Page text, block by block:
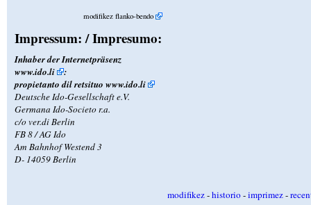
modifikez flanko-bendo
Impressum: / Impresumo:
Inhaber der Internetpräsenz
www.ido.li
:
propietanto dil retsituo www.ido.li
Deutsche Ido-Gesellschaft e.V.
Germana Ido-Societo r.a.
c/o ver.di Berlin
FB 8 / AG Ido
Am Bahnhof Westend 3
D- 14059 Berlin
modifikez-historio-imprimez-